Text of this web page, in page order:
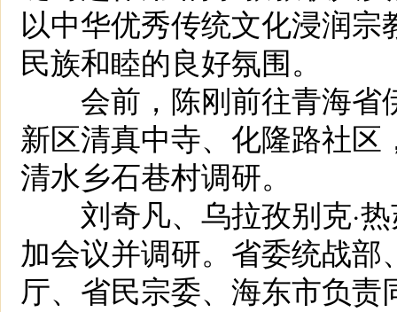
以中华优秀传统文化浸润
民族和睦的良好氛围。
会前，陈刚前往青海省
新区清真中寺、化隆路社
清水乡石巷村调研。
刘奇凡、乌拉孜别克·热
加会议并调研。省委统战
厅、省民宗委、海东市负责